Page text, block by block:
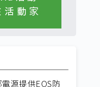
源提供EOS防